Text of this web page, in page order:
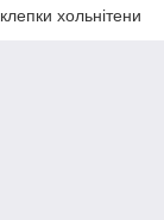
хольнітени